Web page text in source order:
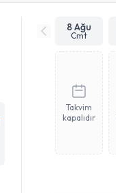
8 Ağu
Cmt
Takvim
kapalıdır